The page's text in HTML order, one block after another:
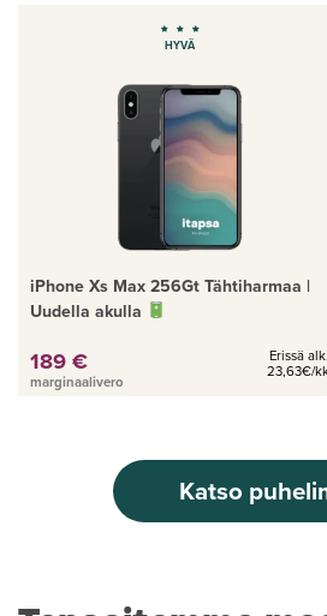
HYVÄ
iPhone Xs Max 256Gt Tähtiharmaa |
Uudella akulla
189 €
marginaalivero
Erissä alk.
23,63€/
Katso